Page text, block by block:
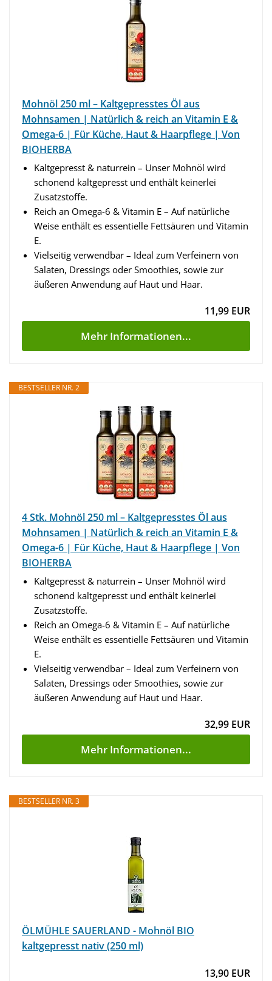
Mohnöl 250 ml – Kaltgepresstes Öl aus
Mohnsamen | Natürlich & reich an Vitamin E &
Omega-6 | Für Küche, Haut & Haarpflege | Von
BIOHERBA
Kaltgepresst & naturrein – Unser Mohnöl wird
schonend kaltgepresst und enthält keinerlei
Zusatzstoffe.
Reich an Omega-6 & Vitamin E – Auf natürliche
Weise enthält es essentielle Fettsäuren und Vitamin
E.
Vielseitig verwendbar – Ideal zum Verfeinern von
Salaten, Dressings oder Smoothies, sowie zur
äußeren Anwendung auf Haut und Haar.
11,99 EUR
Mehr Informationen...
BESTSELLER NR. 2
4 Stk. Mohnöl 250 ml – Kaltgepresstes Öl aus
Mohnsamen | Natürlich & reich an Vitamin E &
Omega-6 | Für Küche, Haut & Haarpflege | Von
BIOHERBA
Kaltgepresst & naturrein – Unser Mohnöl wird
schonend kaltgepresst und enthält keinerlei
Zusatzstoffe.
Reich an Omega-6 & Vitamin E – Auf natürliche
Weise enthält es essentielle Fettsäuren und Vitamin
E.
Vielseitig verwendbar – Ideal zum Verfeinern von
Salaten, Dressings oder Smoothies, sowie zur
äußeren Anwendung auf Haut und Haar.
32,99 EUR
Mehr Informationen...
BESTSELLER NR. 3
ÖLMÜHLE SAUERLAND - Mohnöl BIO
kaltgepresst nativ (250 ml)
13,90 EUR